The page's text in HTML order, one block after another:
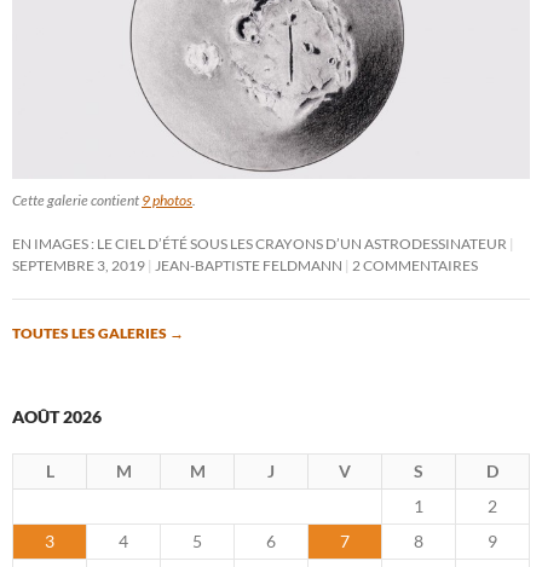
Cette galerie contient 9 photos.
EN IMAGES : LE CIEL D’ÉTÉ SOUS LES CRAYONS D’UN ASTRODESSINATEUR
SEPTEMBRE 3, 2019 JEAN-BAPTISTE FELDMANN 2 COMMENTAIRES
TOUTES LES GALERIES →
AOÛT 2026
L M M J V S
D
1
2
3
4 5 6 7 8
9